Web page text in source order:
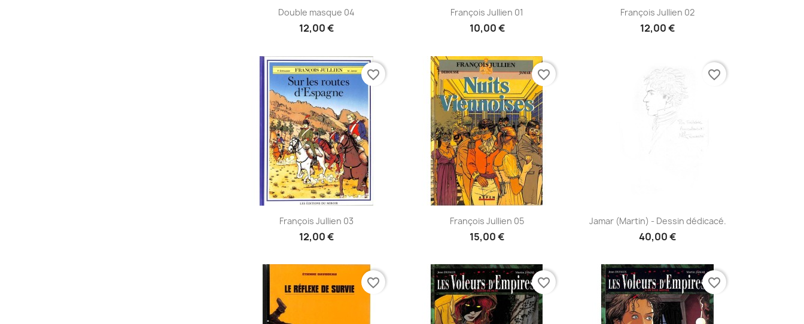
Aperçu rapide
Double masque 04
12,00 €
Aperçu rapide
François Jullien 01
10,00 €
Aperçu rapide
François Jullien 02
12,00 €
Aperçu rapide
François Jullien 03
12,00 €
favorite_border
Aperçu rapide
François Jullien 05
15,00 €
favorite_border
Aperçu rapide
Jamar (Martin) - Dessin dédicacé.
40,00 €
favorite_border
favorite_border favorite_border favorite_border